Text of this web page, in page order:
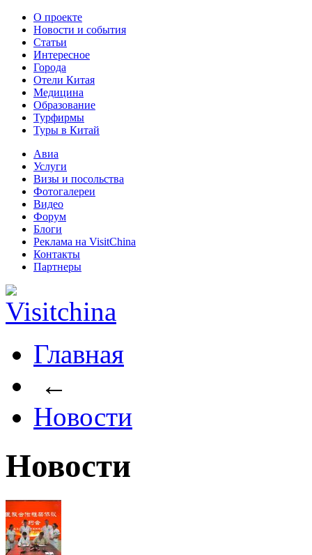
О проекте
Новости и события
Статьи
Интересное
Города
Отели Китая
Медицина
Образование
Турфирмы
Туры в Китай
Авиа
Услуги
Визы и посольства
Фотогалереи
Видео
Форум
Блоги
Реклама на VisitChina
Контакты
Партнеры
Главная
←
Новости
Новости